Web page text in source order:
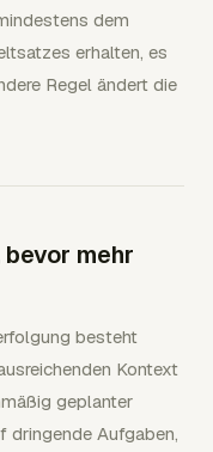
dem
erhalten, es
Regel ändert die
mehr
besteht
Kontext
geplanter
dringende Aufgaben,